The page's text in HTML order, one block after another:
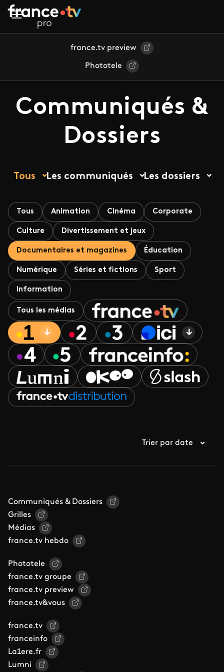
Aller au contenu principal
france.tv preview
Phototele
Communiqués &
Dossiers
Tous Les communiqués Les dossiers
Tous Animation Cinéma Corporate
Culture Divertissement et jeux
Documentaires et magazines Éducation
Numérique Séries et fictions Sport
Information
Tous les médias
Trier par date
Communiqués & Dossiers
Grilles
Médias
france.tv hebdo
Phototele
france.tv groupe
france.tv preview
france.tv&vous
france.tv
franceinfo
La1ere.fr
Lumni